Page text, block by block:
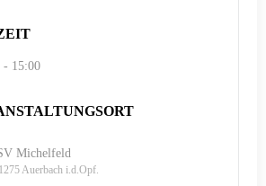
- 15:00
Michelfeld
Auerbach i.d.Opf.